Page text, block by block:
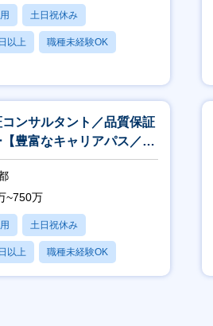
土日祝休み
以上 職種未経験OK
ンサルタント／品質保証
【豊富なキャリアパス／平
時間／リモートワーク
~750万
土日祝休み
以上 職種未経験OK
あり